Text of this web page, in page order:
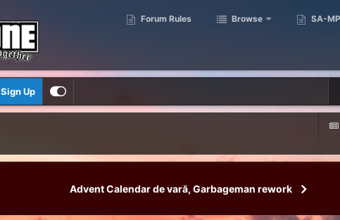
Forum Rules Browse SA-MP
Sign Up
Advent Calendar de vară, Garbageman rework